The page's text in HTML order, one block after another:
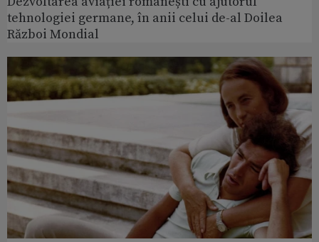
tehnologiei germane, în anii celui de-al Doilea
Război Mondial